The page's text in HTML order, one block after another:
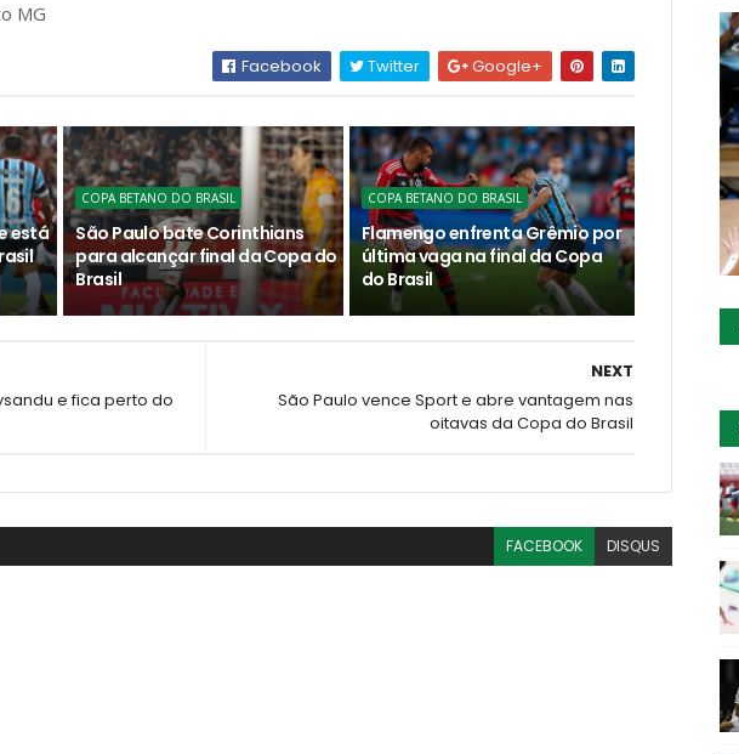
MG
Facebook Twitter Google+
está
COPA BETANO DO BRASIL
São Paulo bate Corinthians
para alcançar final da Copa do
Brasil
COPA BETANO DO BRASIL
Flamengo enfrenta Grêmio por
última vaga na final da Copa
do Brasil
NEXT
São Paulo vence Sport e abre vantagem nas
oitavas da Copa do Brasil
e fica perto do
FACEBOOK DISQUS